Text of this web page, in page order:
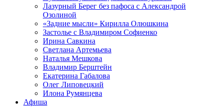
Лазурный Берег без пафоса с Александрой
Озолиной
«Задние мысли» Кирилла Олюшкина
Застолье с Владимиром Софиенко
Ирина Савкина
Светлана Артемьева
Наталья Мешкова
Владимир Берштейн
Екатерина Габалова
Олег Липовецкий
Илона Румянцева
Афиша